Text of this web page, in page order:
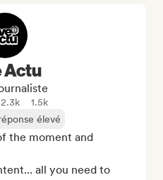
Actu
2.3k
1.5k
élevé
the moment and
all you need to